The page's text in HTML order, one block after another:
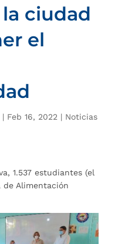
ciudad
el
Feb 16, 2022 | Noticias
1.537 estudiantes (el
de Alimentación